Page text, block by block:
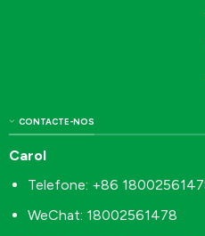
CONTACTE-NOS
Carol
Telefone: +86
WeChat: 18002561478